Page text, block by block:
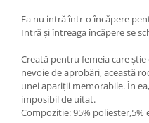
Ea nu intră într-o încăpere
Intră și întreaga încăpere se
Creată pentru femeia care
nevoie de aprobări, această
unei apariții memorabile. În
imposibil de uitat.
Compozitie: 95% poliester,5%